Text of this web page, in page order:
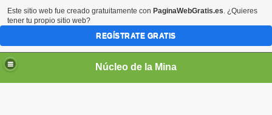
Núcleo de la Mina
Este sitio web fue creado gratuitamente con PaginaWebGratis.es. ¿Quieres
tener tu propio sitio web?
REGÍSTRATE GRATIS